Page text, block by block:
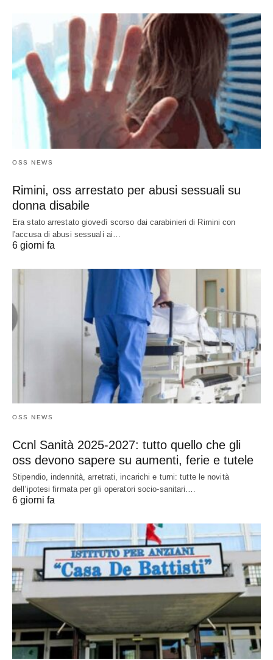
OSS NEWS
Rimini, oss arrestato per abusi sessuali su
donna disabile
Era stato arrestato giovedì scorso dai carabinieri di Rimini con
l'accusa di abusi sessuali ai…
6 giorni fa
OSS NEWS
Ccnl Sanità 2025-2027: tutto quello che gli
oss devono sapere su aumenti, ferie e tutele
Stipendio, indennità, arretrati, incarichi e turni: tutte le novità
dell’ipotesi firmata per gli operatori socio-sanitari.…
6 giorni fa